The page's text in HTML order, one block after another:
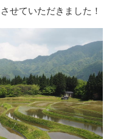
せていただきました！